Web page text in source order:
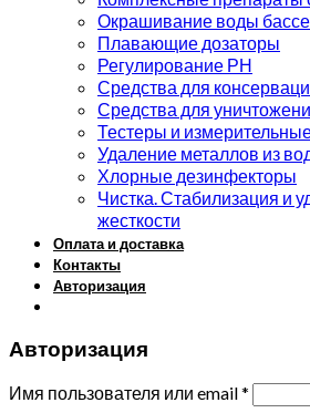
Окрашивание воды
Плавающие дозаторы
Регулирование РН
Средства для
Средства для
Тестеры и
Удаление металлов из
Хлорные дезинфекторы
Чистка. Стабилизация и
жесткости
Оплата и доставка
Контакты
Авторизация
Авторизация
Имя пользователя или email*